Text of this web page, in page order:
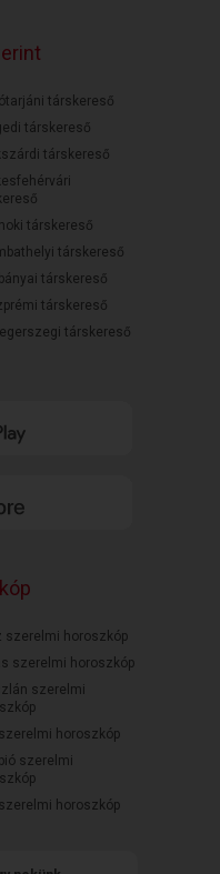
társkereső
társkereső
társkereső
társkereső
társkereső
társkereső
társkereső
társkereső
szerelmi horoszkóp
szerelmi horoszkóp
szerelmi
horoszkóp
szerelmi
horoszkóp